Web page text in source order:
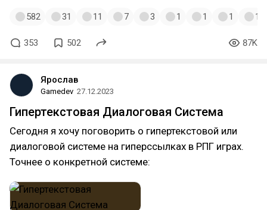
582 31 11 7 3 1 1 1 1
353 502 87K
Ярослав
Gamedev 27.12.2023
Гипертекстовая Диалоговая Система
Сегодня я хочу поговорить о гипертекстовой или
диалоговой системе на гиперссылках в РПГ играх.
Точнее о конкретной системе: